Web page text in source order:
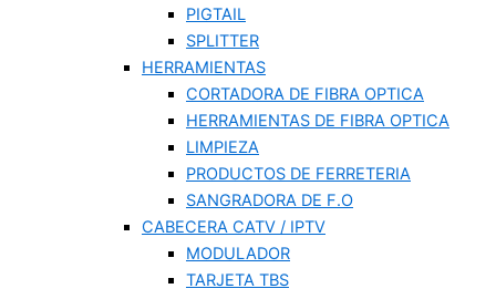
PIGTAIL
SPLITTER
HERRAMIENTAS
CORTADORA DE FIBRA OPTICA
HERRAMIENTAS DE FIBRA OPTICA
LIMPIEZA
PRODUCTOS DE FERRETERIA
SANGRADORA DE F.O
CABECERA CATV / IPTV
MODULADOR
TARJETA TBS